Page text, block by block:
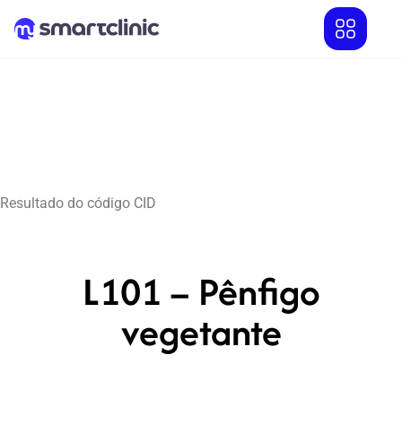
Resultado do código CID
L101 – Pênfigo
vegetante